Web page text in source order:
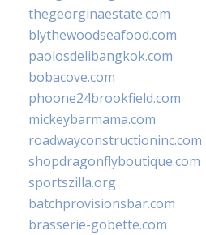
thegeorginaestate.com
blythewoodseafood.com
paolosdelibangkok.com
bobacove.com
phoone24brookfield.com
mickeybarmama.com
roadwayconstructioninc.com
shopdragonflyboutique.com
sportszilla.org
batchprovisionsbar.com
brasserie-gobette.com